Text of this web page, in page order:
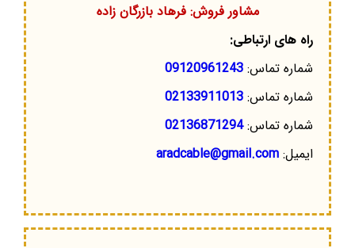
مشاور فروش: فرهاد بازرگان زاده
راه های ارتباطی:
شماره تماس: 09120961243
شماره تماس: 02133911013
شماره تماس:02136871294
ایمیل: aradcable@gmail.com